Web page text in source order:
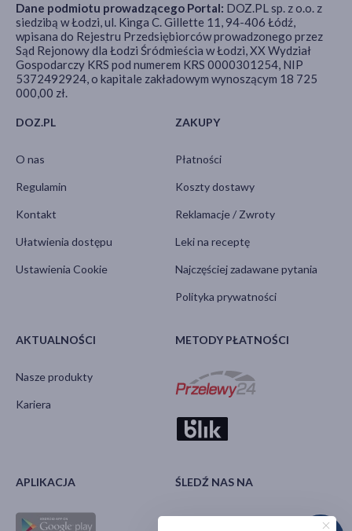
DOZ.PL
O nas
Regulamin
Kontakt
Ułatwienia dostępu
Ustawienia Cookie
ZAKUPY
Płatności
Koszty dostawy
Reklamacje / Zwroty
Leki na receptę
Najczęściej zadawane pytania
Polityka prywatności
AKTUALNOŚCI
Nasze produkty
Kariera
METODY PŁATNOŚCI
APLIKACJA ŚLEDŹ NAS NA
Dane podmiotu prowadzącego Portal: DOZ.PL sp. z o.o. z
siedzibą w Łodzi, ul. Kinga C. Gillette 11, 94-406 Łódź,
wpisana do Rejestru Przedsiębiorców prowadzonego przez
Sąd Rejonowy dla Łodzi Śródmieścia w Łodzi, XX Wydział
Gospodarczy KRS pod numerem KRS 0000301254, NIP
5372492924, o kapitale zakładowym wynoszącym 18 725
000,00 zł.